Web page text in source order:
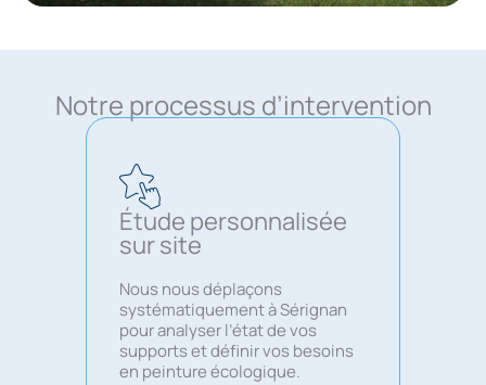
Notre processus d’intervention
Étude personnalisée
sur site
Nous nous déplaçons
systématiquement à Sérignan
pour analyser l’état de vos
supports et définir vos besoins
en peinture écologique.